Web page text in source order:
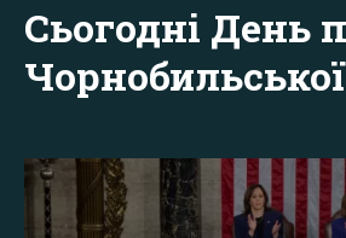
Сьогодні День